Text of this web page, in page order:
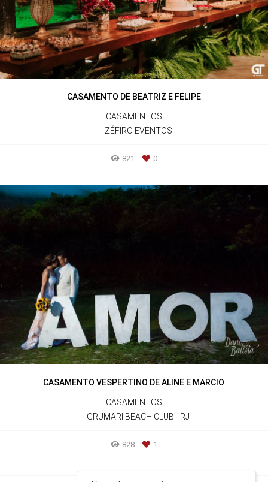
CASAMENTO DE BEATRIZ E FELIPE
CASAMENTOS
ZÉFIRO EVENTOS
821 0
CASAMENTO VESPERTINO DE ALINE E MARCIO
CASAMENTOS
GRUMARI BEACH CLUB - RJ
828 1